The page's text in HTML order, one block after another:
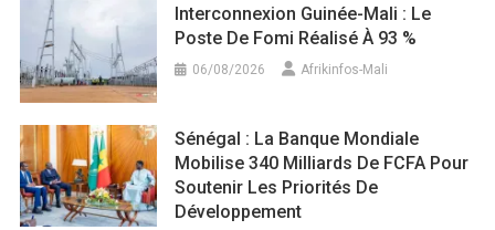
Interconnexion Guinée-Mali : Le
Poste De Fomi Réalisé À 93 %
06/08/2026 Afrikinfos-Mali
Sénégal : La Banque Mondiale
Mobilise 340 Milliards De FCFA Pour
Soutenir Les Priorités De
Développement